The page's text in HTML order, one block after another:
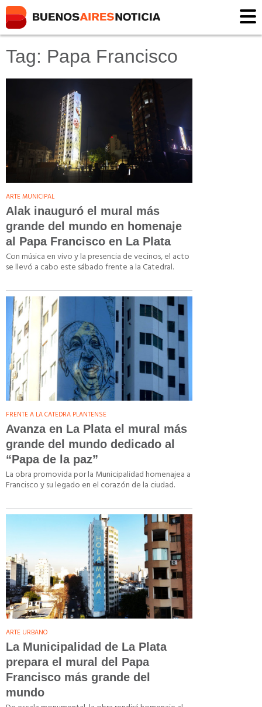
Tag: Papa Francisco
ARTE MUNICIPAL
Alak inauguró el mural más
grande del mundo en homenaje
al Papa Francisco en La Plata
Con música en vivo y la presencia de vecinos, el acto
se llevó a cabo este sábado frente a la Catedral.
FRENTE A LA CATEDRA PLANTENSE
Avanza en La Plata el mural más
grande del mundo dedicado al
“Papa de la paz”
La obra promovida por la Municipalidad homenajea a
Francisco y su legado en el corazón de la ciudad.
ARTE URBANO
La Municipalidad de La Plata
prepara el mural del Papa
Francisco más grande del
mundo